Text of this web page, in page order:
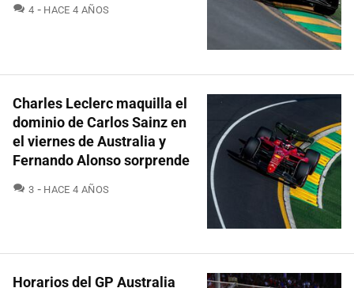
4 COMENTARIOS
HACE 4 AÑOS
Charles Leclerc maquilla el
dominio de Carlos Sainz en
el viernes de Australia y
Fernando Alonso sorprende
3 COMENTARIOS
HACE 4 AÑOS
Horarios del GP Australia